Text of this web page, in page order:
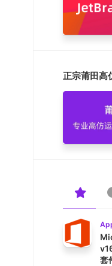
正宗莆田高
套